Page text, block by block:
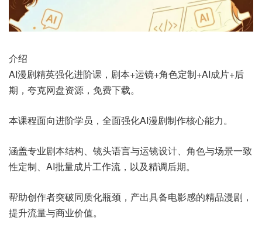
介绍
AI漫剧精英强化进阶课，剧本+运镜+角色定制+AI成片+后
期，夸克网盘资源，免费下载。
本课程面向进阶学员，全面强化AI漫剧制作核心能力。
涵盖专业剧本结构、镜头语言与运镜设计、角色与场景一致
性定制、AI批量成片工作流，以及精调后期。
帮助创作者突破同质化瓶颈，产出具备电影感的精品漫剧，
提升流量与商业价值。